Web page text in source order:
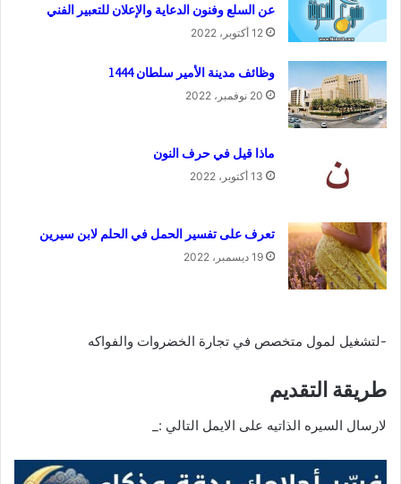
عن السلع وفنون الدعاية والإعلان للتعبير الفني
12 أكتوبر، 2022
وظائف مدينة الأمير سلطان 1444
20 نوفمبر، 2022
ماذا قيل في حرف النون
13 أكتوبر، 2022
تعرف على تفسير الحمل في الحلم لابن سيرين
19 ديسمبر، 2022
-لتشغيل لمول متخصص في تجارة الخضروات والفواكه
طريقة التقديم
لارسال السيره الذاتيه على الايمل التالي :_